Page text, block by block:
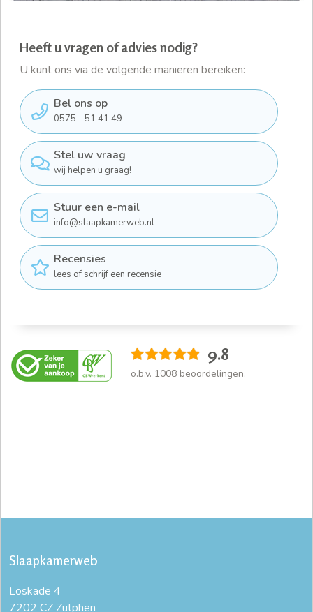
Heeft u vragen of advies nodig?
U kunt ons via de volgende manieren bereiken:
Bel ons op
0575 - 51 41 49
Stel uw vraag
wij helpen u graag!
Stuur een e-mail
info@slaapkamerweb.nl
Recensies
lees of schrijf een recensie
9.8
o.b.v. 1008 beoordelingen.
Slaapkamerweb
Loskade 4
7202 CZ Zutphen